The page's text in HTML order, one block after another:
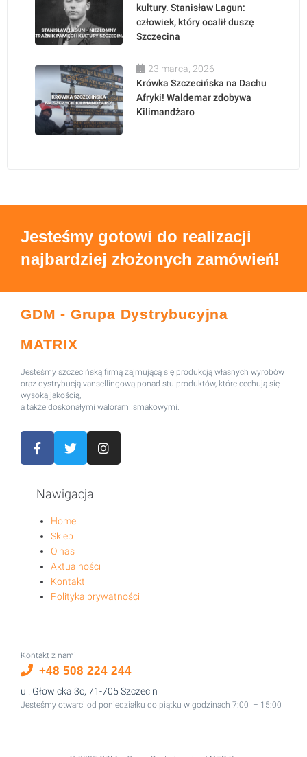
kultury. Stanisław Lagun:
człowiek, który ocalił duszę
Szczecina
23 marca, 2026
Krówka Szczecińska na Dachu
Afryki! Waldemar zdobywa
Kilimandżaro
Jesteśmy gotowi do realizacji
najbardziej złożonych zamówień!
GDM - Grupa Dystrybucyjna
MATRIX
Jesteśmy szczecińską firmą zajmującą się produkcją własnych wyrobów
oraz dystrybucją vansellingową ponad stu produktów, które cechują się
wysoką jakością,
a także doskonałymi walorami smakowymi.
Nawigacja
Home
Sklep
O nas
Aktualności
Kontakt
Polityka prywatności
Kontakt z nami
+48 508 224 244
ul. Głowicka 3c, 71-705 Szczecin
Jesteśmy otwarci od poniedziałku do piątku w godzinach 7:00 – 15:00